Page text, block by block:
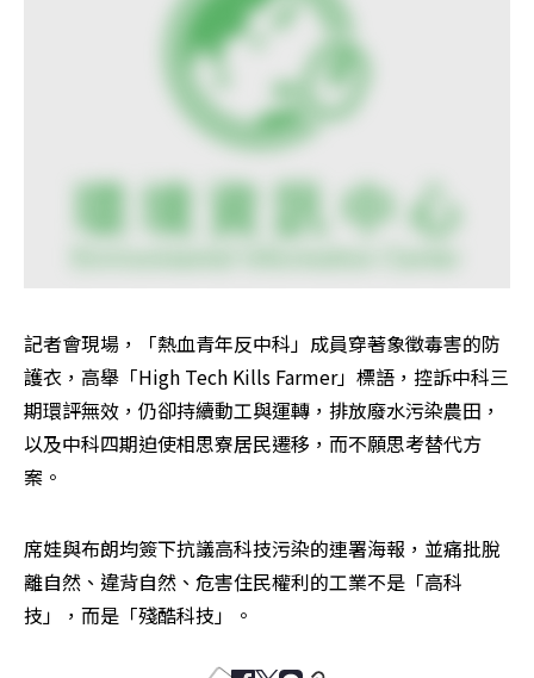
記者會現場，「熱血青年反中科」成員穿著象徵毒害的防
護衣，高舉「High Tech Kills Farmer」標語，控訴中科三
期環評無效，仍卻持續動工與運轉，排放廢水污染農田，
以及中科四期迫使相思寮居民遷移，而不願思考替代方
案。
席娃與布朗均簽下抗議高科技污染的連署海報，並痛批脫
離自然、違背自然、危害住民權利的工業不是「高科
技」，而是「殘酷科技」。